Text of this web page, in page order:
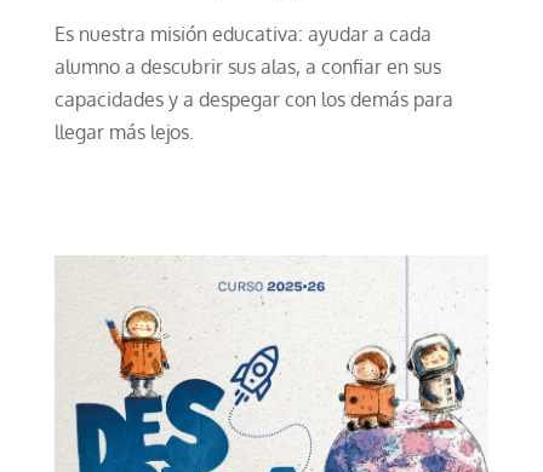
Es nuestra misión educativa: ayudar a cada
alumno a descubrir sus alas, a confiar en sus
capacidades y a despegar con los demás para
llegar más lejos.